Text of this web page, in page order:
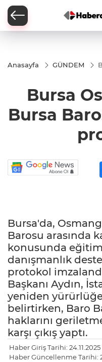
Anasayfa GÜNDEM
Bursa
Bursa
Bursa'da,
Barosu arasında
konusunda
danışmanlık
protokol
Başkanı Aydın,
yeniden yürürlüğe
belirtirken, Baro
haklarını
karşı çıkış yaptı.
Haber Giriş Tarihi: 24.11.2025
Haber Güncellenme Tarihi: